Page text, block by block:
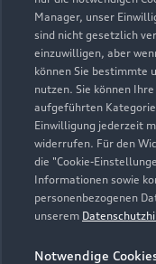
Manager, unser
sind nicht gesetzlich
einzuwilligen, aber
können Sie bestimmte
nutzen. Sie können
aufgeführten
Einwilligung jederzeit
widerrufen. Für den
die "Cookie-
Informationen sowie
personenbezogenen
unserem
Notwendige
Modelle
Alle Modelle
Modelle vergleichen
Elektromodelle
Plug-in-Hybride
Kaufen &
Neuwagensuche
Gebrauchtwagen
Finanzierung
Service &
Saisonale Angebote
Support
Kundenservice